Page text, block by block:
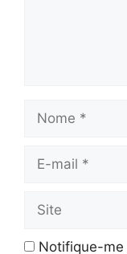
Nome
Site
Notifique-